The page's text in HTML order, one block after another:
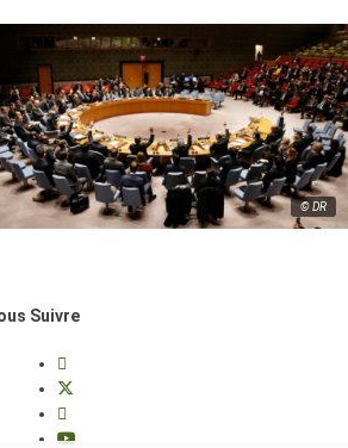
© DR
Suivre